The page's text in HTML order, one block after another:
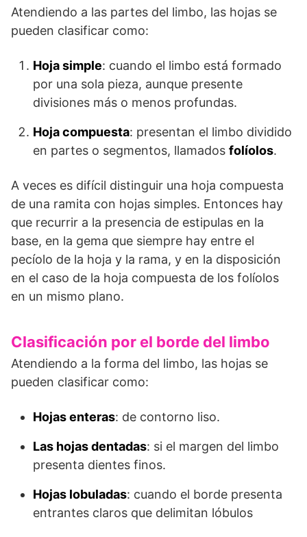
Atendiendo a las partes del limbo, las hojas se
pueden clasificar como:
Hoja simple: cuando el limbo está formado
por una sola pieza, aunque presente
divisiones más o menos profundas.
Hoja compuesta: presentan el limbo dividido
en partes o segmentos, llamados folíolos.
A veces es difícil distinguir una hoja compuesta
de una ramita con hojas simples. Entonces hay
que recurrir a la presencia de estipulas en la
base, en la gema que siempre hay entre el
pecíolo de la hoja y la rama, y ​​en la disposición
en el caso de la hoja compuesta de los folíolos
en un mismo plano.
Clasificación por el borde del limbo
Atendiendo a la forma del limbo, las hojas se
pueden clasificar como:
Hojas enteras: de contorno liso.
Las hojas dentadas: si el margen del limbo
presenta dientes finos.
Hojas lobuladas: cuando el borde presenta
entrantes claros que delimitan lóbulos